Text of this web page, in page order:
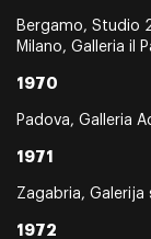
Bergamo, Studio
Milano, Galleria il
1970
Padova, Galleria
1971
Zagabria,
1972